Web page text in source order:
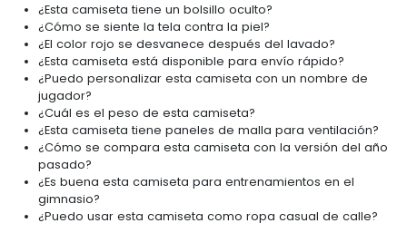
¿Esta camiseta tiene un bolsillo oculto?
¿Cómo se siente la tela contra la piel?
¿El color rojo se desvanece después del lavado?
¿Esta camiseta está disponible para envío rápido?
¿Puedo personalizar esta camiseta con un nombre de
jugador?
¿Cuál es el peso de esta camiseta?
¿Esta camiseta tiene paneles de malla para ventilación?
¿Cómo se compara esta camiseta con la versión del año
pasado?
¿Es buena esta camiseta para entrenamientos en el
gimnasio?
¿Puedo usar esta camiseta como ropa casual de calle?